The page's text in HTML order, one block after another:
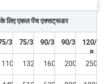
के लिए एकल पेंच एक्सट्रूडर
38 75/38 90/38 90/38
120/3
8
110 132 160 200 250